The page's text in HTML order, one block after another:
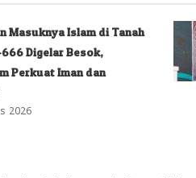
Masuknya Islam di Tanah
Digelar Besok,
Perkuat Iman dan
2026